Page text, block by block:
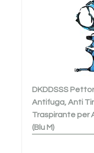
DKDDSSS
Antifuga, Anti
Traspirante per
(Blu M)